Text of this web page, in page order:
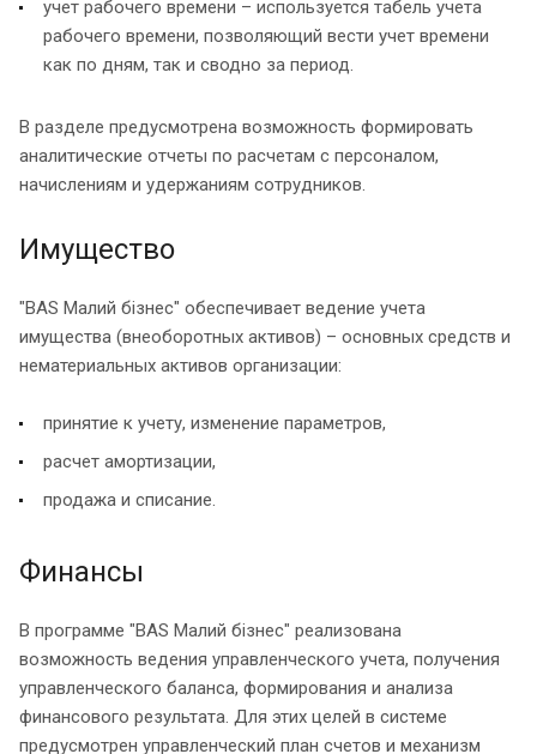
учет рабочего времени – используется табель учета
рабочего времени, позволяющий вести учет времени
как по дням, так и сводно за период.
В разделе предусмотрена возможность формировать
аналитические отчеты по расчетам с персоналом,
начислениям и удержаниям сотрудников.
Имущество
"BAS Малий бізнес" обеспечивает ведение учета
имущества (внеоборотных активов) – основных средств и
нематериальных активов организации:
принятие к учету, изменение параметров,
расчет амортизации,
продажа и списание.
Финансы
В программе "BAS Малий бізнес" реализована
возможность ведения управленческого учета, получения
управленческого баланса, формирования и анализа
финансового результата. Для этих целей в системе
предусмотрен управленческий план счетов и механизм